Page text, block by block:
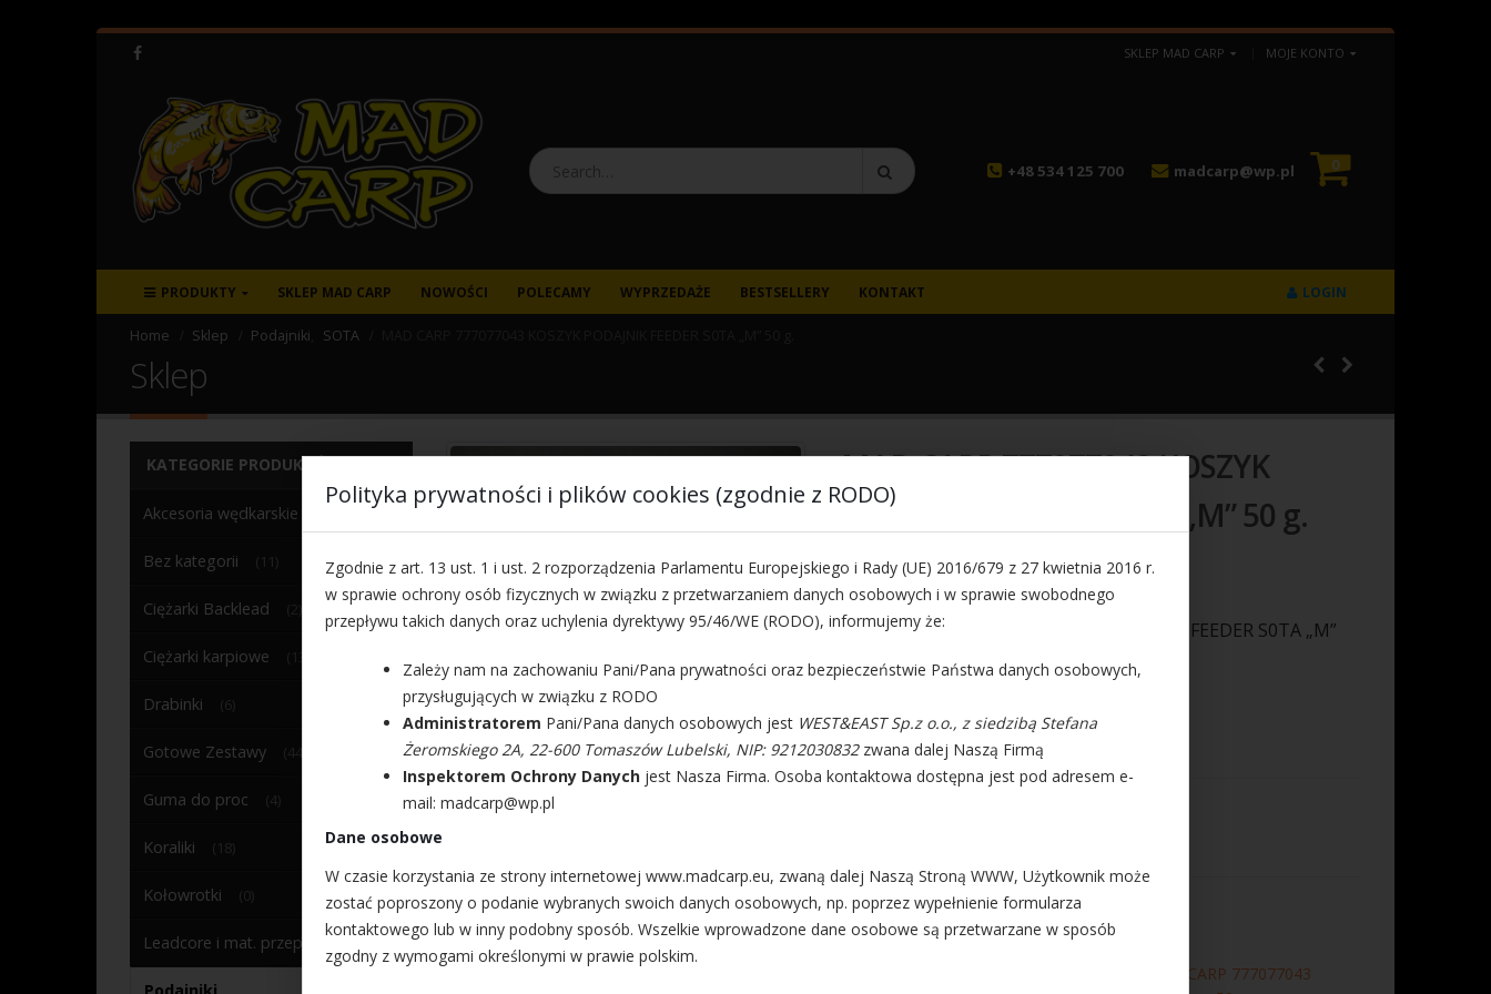
SKLEP MAD CARP MOJE KONTO
+48 534 125 700 madcarp@wp.pl 0
PRODUKTY SKLEP MAD CARP NOWOŚCI POLECAMY WYPRZEDAŻE BESTSELLERY KONTAKT LOGIN
Home Sklep Podajniki SOTA
Sklep
MAD CARP 777077043 KOSZYK
PODAJNIK FEEDER S0TA „M” 50 g.
6.00zł
MAD CARP 777077043 KOSZYK PODAJNIK FEEDER S0TA „M”
Waga – 50g. L-45mm / B-28mm / H-22mm
99 w magazynie
Kategorie: Podajniki
mad carp koszyk koszyczek sota podajnik MAD CARP 777077043
KATEGORIE PRODUKTÓW
Akcesoria wędkarskie
Bez kategorii (11)
Ciężarki Backlead
Ciężarki karpiowe
Drabinki (6)
Gotowe Zestawy
Guma do proc (4)
Koraliki (18)
Kołowrotki (0)
Leadcore i mat. przeponowe
Polityka prywatności i plików cookies (zgodnie z RODO)
Zgodnie z art. 13 ust. 1 i ust. 2 rozporządzenia Parlamentu Europejskiego i Rady (UE) 2016/679 z 27 kwietnia 2016 r.
w sprawie ochrony osób fizycznych w związku z przetwarzaniem danych osobowych i w sprawie swobodnego
przepływu takich danych oraz uchylenia dyrektywy 95/46/WE (RODO), informujemy że:
Zależy nam na zachowaniu Pani/Pana prywatności oraz bezpieczeństwie Państwa danych osobowych,
przysługujących w związku z RODO
Administratorem Pani/Pana danych osobowych jest WEST&EAST Sp.z o.o., z siedzibą Stefana
Żeromskiego 2A, 22-600 Tomaszów Lubelski, NIP: 9212030832zwana dalej Naszą Firmą
Inspektorem Ochrony Danych jest Nasza Firma. Osoba kontaktowa dostępna jest pod adresem e-
mail: madcarp@wp.pl
Dane osobowe
W czasie korzystania ze strony internetowej www.madcarp.eu, zwaną dalej Naszą Stroną WWW, Użytkownik może
zostać poproszony o podanie wybranych swoich danych osobowych, np. poprzez wypełnienie formularza
kontaktowego lub w inny podobny sposób. Wszelkie wprowadzone dane osobowe są przetwarzane w sposób
zgodny z wymogami określonymi w prawie polskim.